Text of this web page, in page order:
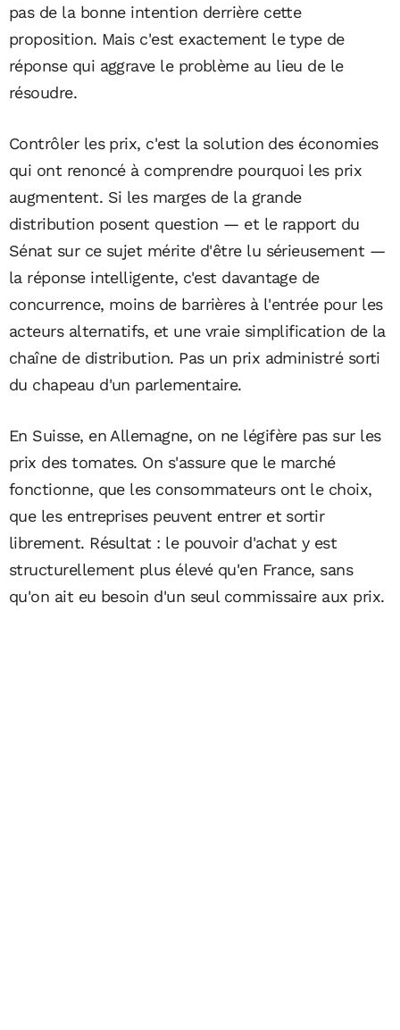
pas de la bonne intention derrière cette
proposition. Mais c'est exactement le type de
réponse qui aggrave le problème au lieu de le
résoudre.
Contrôler les prix, c'est la solution des économies
qui ont renoncé à comprendre pourquoi les prix
augmentent. Si les marges de la grande
distribution posent question — et le rapport du
Sénat sur ce sujet mérite d'être lu sérieusement —
la réponse intelligente, c'est davantage de
concurrence, moins de barrières à l'entrée pour les
acteurs alternatifs, et une vraie simplification de la
chaîne de distribution. Pas un prix administré sorti
du chapeau d'un parlementaire.
En Suisse, en Allemagne, on ne légifère pas sur les
prix des tomates. On s'assure que le marché
fonctionne, que les consommateurs ont le choix,
que les entreprises peuvent entrer et sortir
librement. Résultat : le pouvoir d'achat y est
structurellement plus élevé qu'en France, sans
qu'on ait eu besoin d'un seul commissaire aux prix.